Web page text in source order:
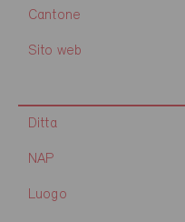
Cantone
Sito web
Ditta
NAP
Luogo